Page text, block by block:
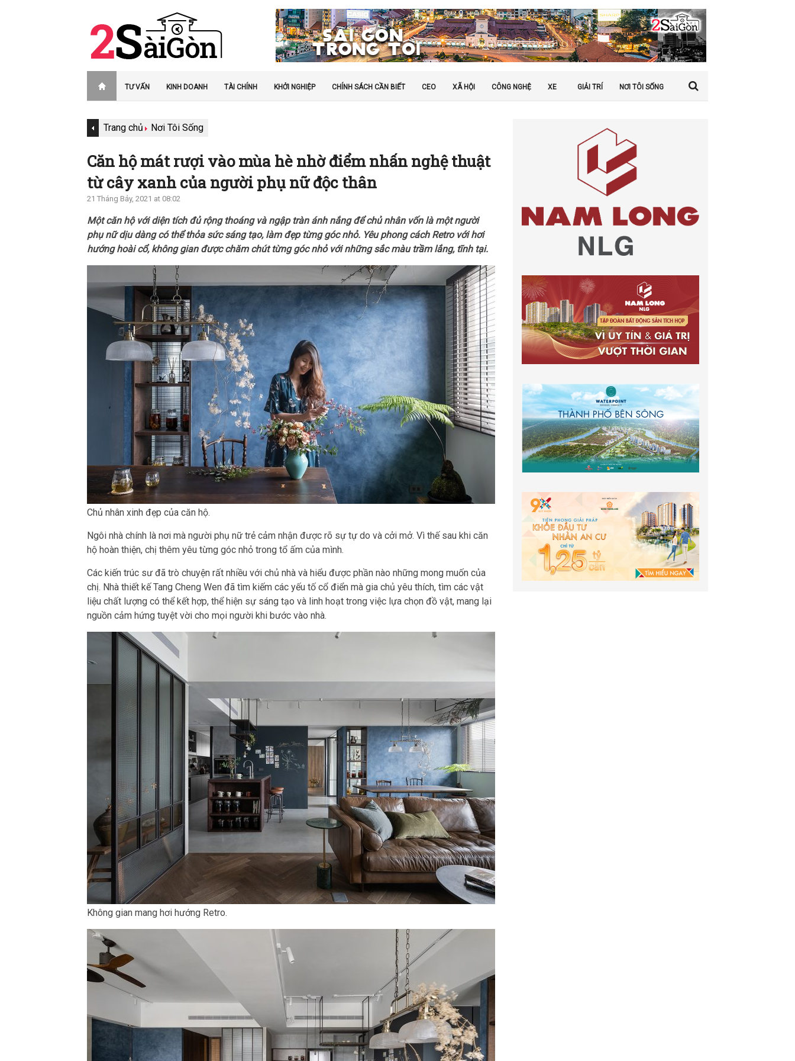
TƯ VẤN KINH DOANH TÀI CHÍNH KHỞI NGHIỆP CHÍNH SÁCH CẦN BIẾT CEO XÃ HỘI CÔNG NGHỆ XE GIẢI TRÍ NƠI TÔI SỐNG
Trang chủ Nơi Tôi Sống
Căn hộ mát rượi vào mùa hè nhờ điểm nhấn nghệ thuật
từ cây xanh của người phụ nữ độc thân
21 Tháng Bảy, 2021 at 08:02
Một căn hộ với diện tích đủ rộng thoáng và ngập tràn ánh nắng để chủ nhân vốn là một người
phụ nữ dịu dàng có thể thỏa sức sáng tạo, làm đẹp từng góc nhỏ. Yêu phong cách Retro với hơi
hướng hoài cổ, không gian được chăm chút từng góc nhỏ với những sắc màu trầm lắng, tĩnh tại.
Chủ nhân xinh đẹp của căn hộ.
Ngôi nhà chính là nơi mà người phụ nữ trẻ cảm nhận được rõ sự tự do và cởi mở. Vì thế sau khi căn
hộ hoàn thiện, chị thêm yêu từng góc nhỏ trong tổ ấm của mình.
Các kiến trúc sư đã trò chuyện rất nhiều với chủ nhà và hiểu được phần nào những mong muốn của
chị. Nhà thiết kế Tang Cheng Wen đã tìm kiếm các yếu tố cổ điển mà gia chủ yêu thích, tìm các vật
liệu chất lượng có thể kết hợp, thể hiện sự sáng tạo và linh hoạt trong việc lựa chọn đồ vật, mang lại
nguồn cảm hứng tuyệt vời cho mọi người khi bước vào nhà.
Không gian mang hơi hướng Retro.